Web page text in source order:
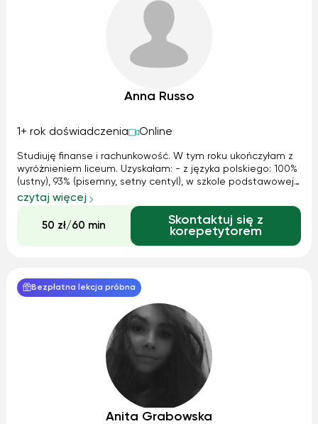
Anna Russo
1+ rok doświadczenia Online
Studiuję finanse i rachunkowość. W tym roku ukończyłam z
wyróżnieniem liceum. Uzyskałam: - z języka polskiego: 100%
(ustny), 93% (pisemny, setny centyl), w szkole podstawowej
dwukrotnie uzyskałam tytuł laureata konkursu kuratoryjnego
z języka polskiego, - z matematyki: 100%, - z języka
angielskiego:...
czytaj więcej
50 zł/60 min
Skontaktuj się z
korepetytorem
Bezpłatna lekcja próbna
Anita Grabowska